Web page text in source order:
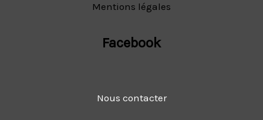
Mentions légales
Facebook
Nous contacter